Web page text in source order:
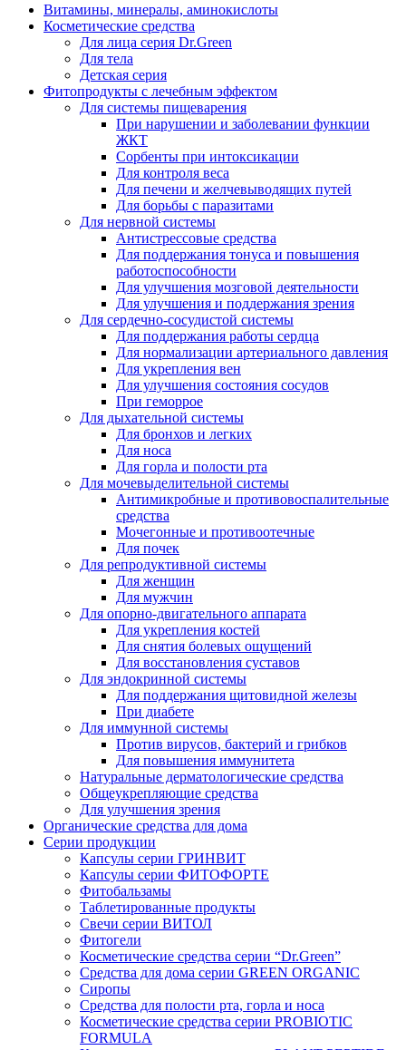
Витамины, минералы, аминокислоты
Косметические средства
Для лица серия Dr.Green
Для тела
Детская серия
Фитопродукты с лечебным эффектом
Для системы пищеварения
При нарушении и заболевании функции
ЖКТ
Сорбенты при интоксикации
Для контроля веса
Для печени и желчевыводящих путей
Для борьбы с паразитами
Для нервной системы
Антистрессовые средства
Для поддержания тонуса и повышения
работоспособности
Для улучшения мозговой деятельности
Для улучшения и поддержания зрения
Для сердечно-сосудистой системы
Для поддержания работы сердца
Для нормализации артериального давления
Для укрепления вен
Для улучшения состояния сосудов
При геморрое
Для дыхательной системы
Для бронхов и легких
Для носа
Для горла и полости рта
Для мочевыделительной системы
Антимикробные и противовоспалительные
средства
Мочегонные и противоотечные
Для почек
Для репродуктивной системы
Для женщин
Для мужчин
Для опорно-двигательного аппарата
Для укрепления костей
Для снятия болевых ощущений
Для восстановления суставов
Для эндокринной системы
Для поддержания щитовидной железы
При диабете
Для иммунной системы
Против вирусов, бактерий и грибков
Для повышения иммунитета
Натуральные дерматологические средства
Общеукрепляющие средства
Для улучшения зрения
Органические средства для дома
Серии продукции
Капсулы серии ГРИНВИТ
Капсулы серии ФИТОФОРТЕ
Фитобальзамы
Таблетированные продукты
Свечи серии ВИТОЛ
Фитогели
Косметические средства серии “Dr.Green”
Средства для дома серии GREEN ORGANIC
Сиропы
Средства для полости рта, горла и носа
Косметические средства серии PROBIOTIC
FORMULA